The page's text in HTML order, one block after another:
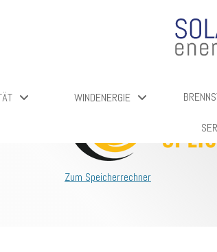
WINDENERGIE
Zum Speicherrechner